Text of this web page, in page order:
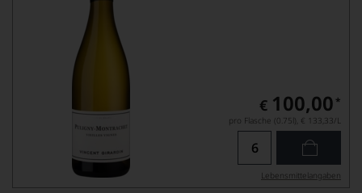
€ 100,00 *
pro Flasche (0.75l), € 133,33/L
Lebensmittel­angaben